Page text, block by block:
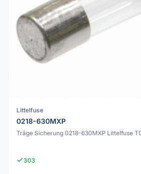
Littelfuse
0218-630MXP
Träge Sicherung 0218-630MXP Littelfuse
303